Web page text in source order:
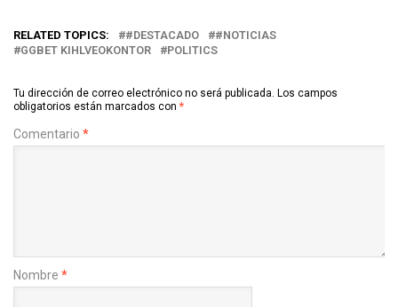
RELATED TOPICS: #DESTACADO
#NOTICIAS
GGBET KIHLVEOKONTOR
POLITICS
Tu dirección de correo electrónico no será publicada. Los campos
obligatorios están marcados con *
Comentario *
Nombre *